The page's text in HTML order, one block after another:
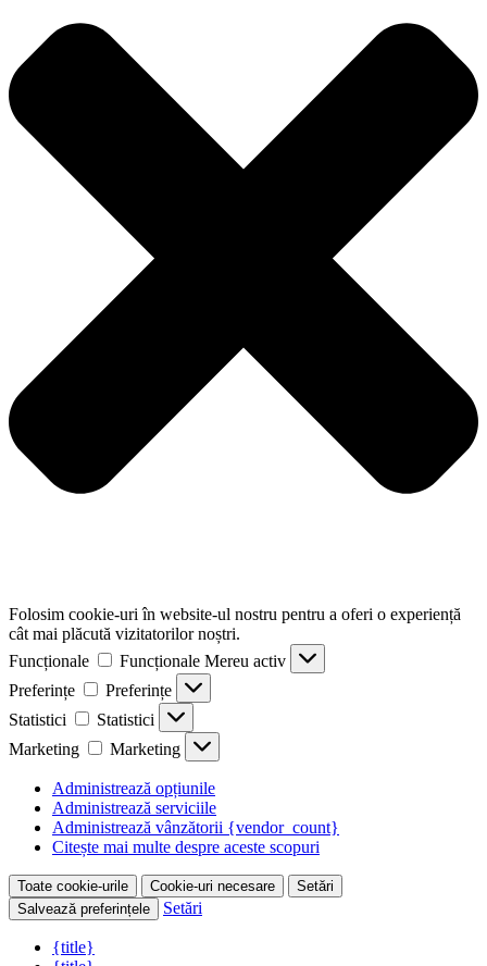
Folosim cookie-uri în website-ul nostru pentru a oferi o experiență
cât mai plăcută vizitatorilor noștri.
Funcționale
Funcționale Mereu activ
Preferințe
Preferințe
Statistici
Statistici
Marketing
Marketing
Administrează opțiunile
Administrează serviciile
Administrează vânzătorii {vendor_count}
Citește mai multe despre aceste scopuri
Toate cookie-urile Cookie-uri necesare
Setări
Salvează preferințele
Setări
{title}